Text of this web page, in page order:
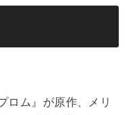
ロム』が原作、メリ